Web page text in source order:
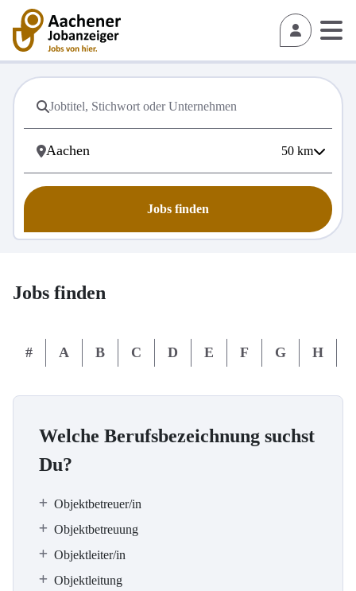
50 km
Jobs finden
Jobs finden
# A B C D E F G H
Welche Berufsbezeichnung suchst
Du?
Objektbetreuer/in
Objektbetreuung
Objektleiter/in
Objektleitung